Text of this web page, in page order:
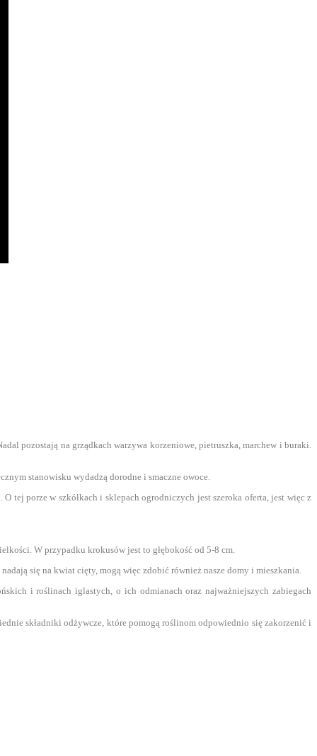
pozostają na grządkach warzywa korzeniowe, pietruszka, marchew i buraki.
stanowisku wydadzą dorodne i smaczne owoce.
tej porze w szkółkach i sklepach ogrodniczych jest szeroka oferta, jest więc z
W przypadku krokusów jest to głębokość od 5-8 cm.
się na kwiat cięty, mogą więc zdobić również nasze domy i mieszkania.
i roślinach iglastych, o ich odmianach oraz najważniejszych zabiegach
składniki odżywcze, które pomogą roślinom odpowiednio się zakorzenić i